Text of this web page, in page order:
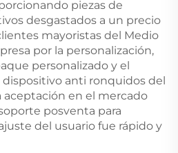
piezas de
desgastados a un precio
mayoristas del Medio
por la personalización,
personalizado y el
anti ronquidos del
en el mercado
posventa para
del usuario fue rápido y